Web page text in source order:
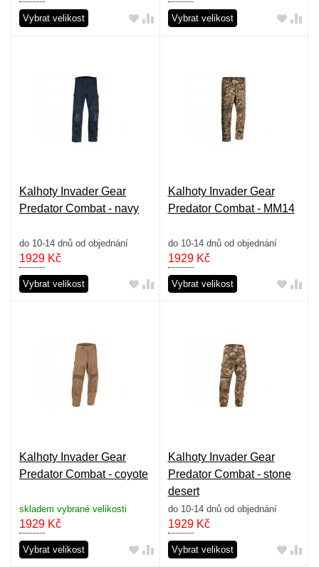
Vybrat velikost Vybrat velikost
Kalhoty Invader Gear
Predator Combat - navy
do 10-14 dnů od objednání
1929 Kč
Vybrat velikost
Kalhoty Invader Gear
Predator Combat - MM14
do 10-14 dnů od objednání
1929Kč
Vybrat velikost
Kalhoty Invader Gear
Predator Combat - coyote
skladem vybrané velikosti
1929 Kč
Vybrat velikost
Kalhoty Invader Gear
Predator Combat - stone
desert
do 10-14 dnů od objednání
1929Kč
Vybrat velikost